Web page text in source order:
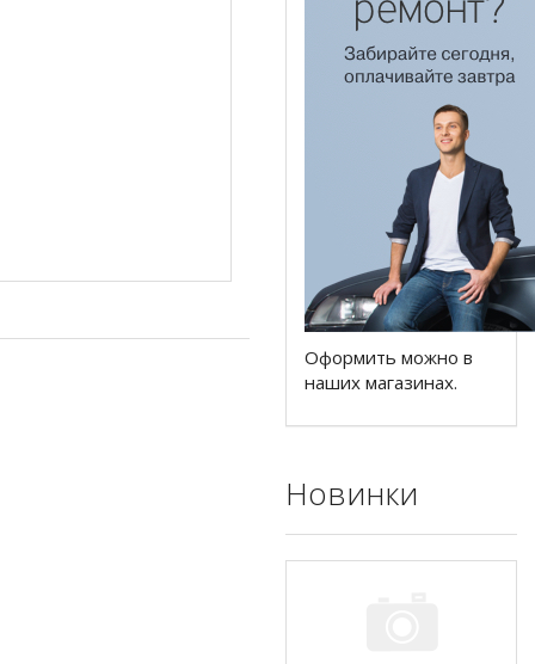
Оформить можно в
наших магазинах.
Новинки